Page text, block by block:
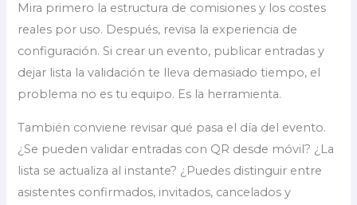
Mira primero la estructura de comisiones y los costes
reales por uso. Después, revisa la experiencia de
configuración. Si crear un evento, publicar entradas y
dejar lista la validación te lleva demasiado tiempo, el
problema no es tu equipo. Es la herramienta.
También conviene revisar qué pasa el día del evento.
¿Se pueden validar entradas con QR desde móvil? ¿La
lista se actualiza al instante? ¿Puedes distinguir entre
asistentes confirmados, invitados, cancelados y